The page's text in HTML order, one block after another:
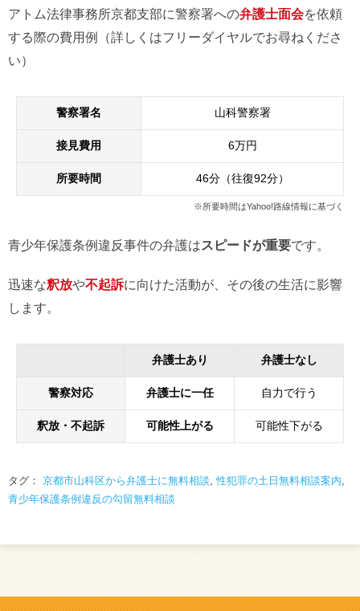
アトム法律事務所京都支部に警察署への弁護士面会を依頼
する際の費用例（詳しくはフリーダイヤルでお尋ねくださ
い）
警察署名 山科警察署
接見費用 6万円
所要時間 46分（往復92分）
※所要時間はYahoo!路線情報に基づく
青少年保護条例違反事件の弁護はスピードが重要です。
迅速な釈放や不起訴に向けた活動が、その後の生活に影響
します。
弁護士あり 弁護士なし
警察対応 弁護士に一任 自力で行う
釈放・不起訴 可能性上がる 可能性下がる
タグ： 京都市山科区から弁護士に無料相談,性犯罪の土日無料相談案内,
青少年保護条例違反の勾留無料相談